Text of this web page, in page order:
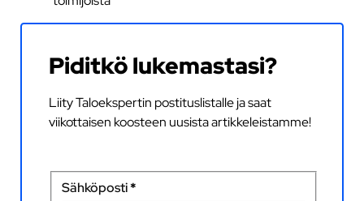
Piditkö lukemastasi?
Liity Taloekspertin postituslistalle ja saat
viikottaisen koosteen uusista artikkeleistamme!
Sähköposti*